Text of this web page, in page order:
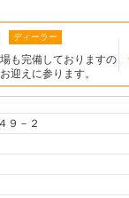
ディーラー
も完備しておりますの
迎えに参ります。
９－２